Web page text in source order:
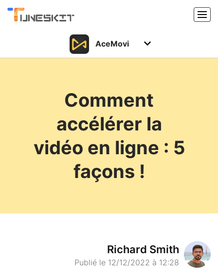
Produits
Support
Centre de téléchargement
AceMovi
Support
Ressources
Acheter
Comment
accélérer la
vidéo en ligne : 5
façons !
Richard Smith
Publié le 12/12/2022 à 12:28